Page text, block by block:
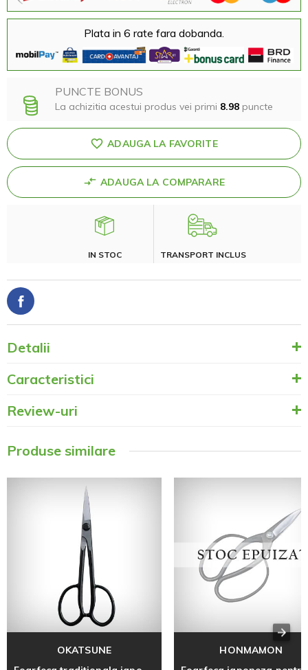
Plata in 6 rate fara dobanda.
PUNCTE BONUS
La achizitia acestui produs vei primi 8.98 puncte
ADAUGA LA FAVORITE
ADAUGA LA COMPARARE
IN STOC TRANSPORT INCLUS
Detalii
Caracteristici
Review-uri
Produse similare
OKATSUNE
HONMAMON